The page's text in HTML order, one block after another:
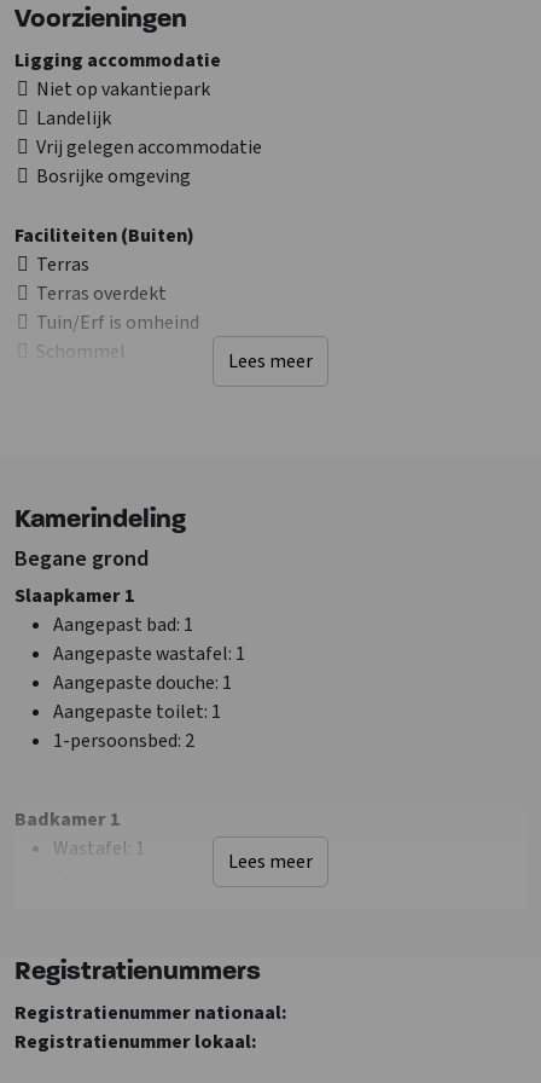
Limburg
Voorzieningen
Ligging accommodatie
Niet op vakantiepark
Landelijk
Vrij gelegen accommodatie
Bosrijke omgeving
Faciliteiten (Buiten)
Terras
Terras overdekt
Tuin/Erf is omheind
Schommel
Sanitair
Wastafel: 8
Bad: 1
Badkamers: 8
Douches: 8
Toiletten: 10
Extra recreatie ruimte
Haard/houtkachel
: Openhaard
Wifi
Wasmachine
TV
Lees meer
Kamerindeling
Begane grond
Slaapkamer 1
Aangepast bad: 1
Aangepaste wastafel: 1
Aangepaste douche: 1
Aangepaste toilet: 1
1-persoonsbed: 2
Badkamer 1
Wastafel: 1
Badkamer 2
Wastafel: 1
Toiletten: 1
Lees meer
Registratienummers
Registratienummer nationaal:
Registratienummer lokaal: